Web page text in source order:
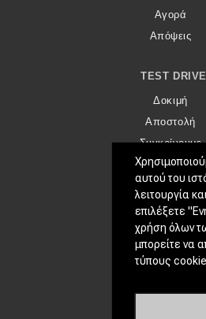
Αγορά
Απόψεις
TEST DRIVE
Δοκιμή
Αποστολή
Συγκρίνουμε
ΑΓΏΝΕΣ
Formula 1
WRC
Motorsport
αυτού του
λειτουργία
επιλέξετε
χρήση όλων
μπορείτε να
τύπους